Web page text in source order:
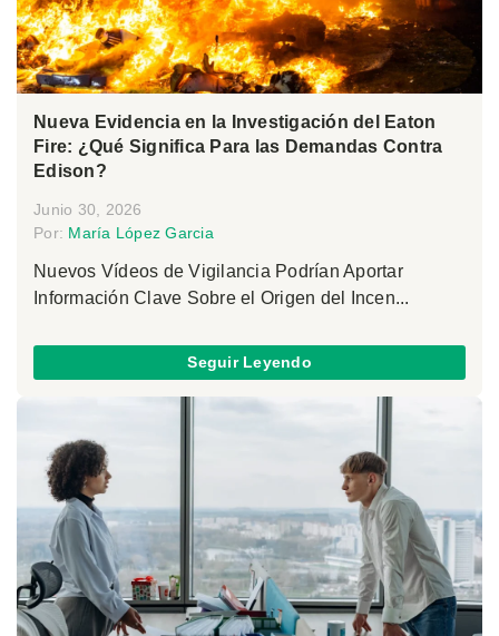
Nueva Evidencia en la Investigación del Eaton
Fire: ¿Qué Significa Para las Demandas Contra
Edison?
Junio 30, 2026
Por: María López Garcia
Nuevos Vídeos de Vigilancia Podrían Aportar
Información Clave Sobre el Origen del Incen...
Seguir Leyendo